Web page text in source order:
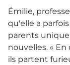
Émilie,
qu'elle a
parents
nouvelles. «
ils partent